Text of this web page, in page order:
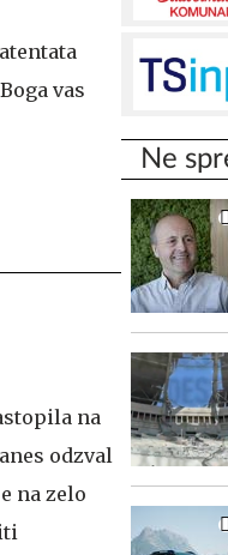
vas
na
odzval
na zelo
Ne